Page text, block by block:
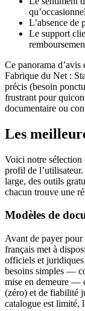
L’absence de
Le support
Ce panorama d’avis
Fabrique du Net :
précis (besoin
frustrant pour
documentaire ou
Les
Voici notre sélection
profil de
large, des outils
chacun trouve une
Modèles de
Avant de payer
français met à
officiels et
besoins simples —
mise en demeure —
(zéro) et de fiabilité
catalogue est limité,